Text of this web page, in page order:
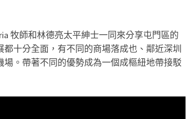
牧師和林德亮太平紳士一同來分享屯門區的
十分全面，有不同的商場落成也、鄰近深圳
。帶著不同的優勢成為一個成樞紐地帶接駁